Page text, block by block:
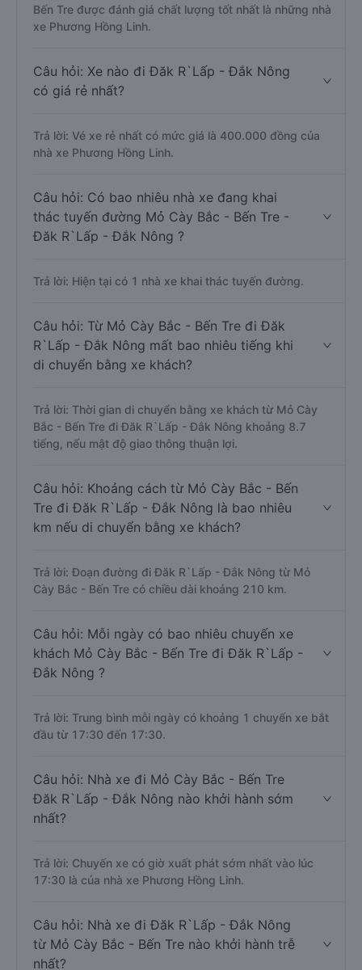
Bến Tre được đánh giá chất lượng tốt nhất là những nhà
xe Phương Hồng Linh.
Câu hỏi: Xe nào đi Đăk R`Lấp - Đắk Nông
có giá rẻ nhất?
Trả lời: Vé xe rẻ nhất có mức giá là 400.000 đồng của
nhà xe Phương Hồng Linh.
Câu hỏi: Có bao nhiêu nhà xe đang khai
thác tuyến đường Mỏ Cày Bắc - Bến Tre -
Đăk R`Lấp - Đắk Nông ?
Trả lời: Hiện tại có 1 nhà xe khai thác tuyến đường.
Câu hỏi: Từ Mỏ Cày Bắc - Bến Tre đi Đăk
R`Lấp - Đắk Nông mất bao nhiêu tiếng khi
di chuyển bằng xe khách?
Trả lời: Thời gian di chuyển bằng xe khách từ Mỏ Cày
Bắc - Bến Tre đi Đăk R`Lấp - Đắk Nông khoảng 8.7
tiếng, nếu mật độ giao thông thuận lợi.
Câu hỏi: Khoảng cách từ Mỏ Cày Bắc - Bến
Tre đi Đăk R`Lấp - Đắk Nông là bao nhiêu
km nếu di chuyển bằng xe khách?
Trả lời: Đoạn đường đi Đăk R`Lấp - Đắk Nông từ Mỏ
Cày Bắc - Bến Tre có chiều dài khoảng 210 km.
Câu hỏi: Mỗi ngày có bao nhiêu chuyến xe
khách Mỏ Cày Bắc - Bến Tre đi Đăk R`Lấp -
Đắk Nông ?
Trả lời: Trung bình mỗi ngày có khoảng 1 chuyến xe bắt
đầu từ 17:30 đến 17:30.
Câu hỏi: Nhà xe đi Mỏ Cày Bắc - Bến Tre
Đăk R`Lấp - Đắk Nông nào khởi hành sớm
nhất?
Trả lời: Chuyến xe có giờ xuất phát sớm nhất vào lúc
17:30 là của nhà xe Phương Hồng Linh.
Câu hỏi: Nhà xe đi Đăk R`Lấp - Đắk Nông
từ Mỏ Cày Bắc - Bến Tre nào khởi hành trễ
nhất?